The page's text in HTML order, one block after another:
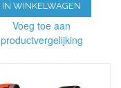
IN WINKELWAGEN
Voeg toe aan
productvergelijking